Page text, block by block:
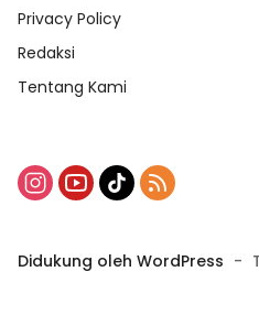
Privacy Policy
Redaksi
Tentang Kami
Didukung oleh WordPress -